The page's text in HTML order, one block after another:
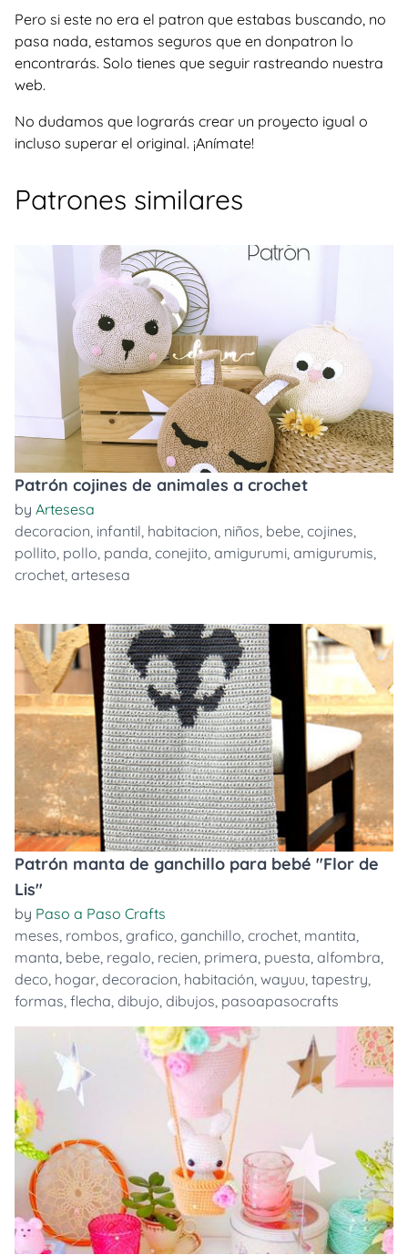
Pero si este no era el patron que estabas buscando, no
pasa nada, estamos seguros que en donpatron lo
encontrarás. Solo tienes que seguir rastreando nuestra
web.
No dudamos que lograrás crear un proyecto igual o
incluso superar el original. ¡Anímate!
Patrones similares
Patrón cojines de animales a crochet
by Artesesa
decoracion, infantil, habitacion, niños, bebe, cojines,
pollito, pollo, panda, conejito, amigurumi, amigurumis,
crochet, artesesa
Patrón manta de ganchillo para bebé "Flor de
Lis"
by Paso a Paso Crafts
meses, rombos, grafico, ganchillo, crochet, mantita,
manta, bebe, regalo, recien, primera, puesta, alfombra,
deco, hogar, decoracion, habitación, wayuu, tapestry,
formas, flecha, dibujo, dibujos, pasoapasocrafts